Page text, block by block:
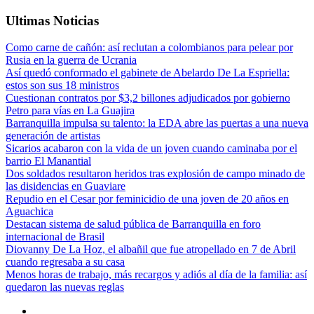
Ultimas Noticias
Como carne de cañón: así reclutan a colombianos para pelear por
Rusia en la guerra de Ucrania
Así quedó conformado el gabinete de Abelardo De La Espriella:
estos son sus 18 ministros
Cuestionan contratos por $3,2 billones adjudicados por gobierno
Petro para vías en La Guajira
Barranquilla impulsa su talento: la EDA abre las puertas a una nueva
generación de artistas
Sicarios acabaron con la vida de un joven cuando caminaba por el
barrio El Manantial
Dos soldados resultaron heridos tras explosión de campo minado de
las disidencias en Guaviare
Repudio en el Cesar por feminicidio de una joven de 20 años en
Aguachica
Destacan sistema de salud pública de Barranquilla en foro
internacional de Brasil
Diovanny De La Hoz, el albañil que fue atropellado en 7 de Abril
cuando regresaba a su casa
Menos horas de trabajo, más recargos y adiós al día de la familia: así
quedaron las nuevas reglas